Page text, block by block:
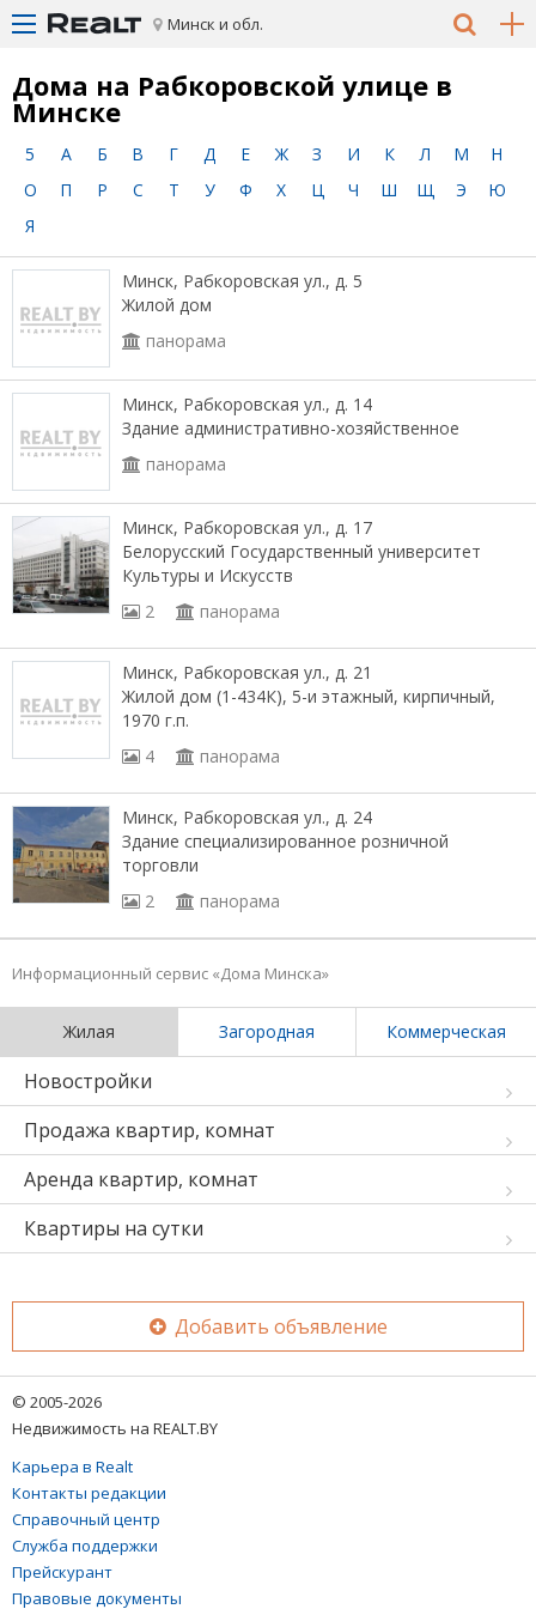
Минск и обл.
Дома на Рабкоровской улице в
Минске
5 А Б В Г Д Е Ж З И К Л М
Н
О
П Р С Т У Ф Х Ц Ч Ш Щ Э
Ю
Я
Минск, Рабкоровская ул., д. 5
Жилой дом
панорама
Минск, Рабкоровская ул., д. 14
Здание административно-хозяйственное
панорама
Минск, Рабкоровская ул., д. 17
Белорусский Государственный университет
Культуры и Искусств
2
панорама
Минск, Рабкоровская ул., д. 21
Жилой дом (1-434К), 5-и этажный, кирпичный,
1970 г.п.
4
панорама
Минск, Рабкоровская ул., д. 24
Здание специализированное розничной
торговли
2
панорама
Информационный сервис «Дома Минска»
Жилая Загородная Коммерческая
Новостройки
Продажа квартир, комнат
Аренда квартир, комнат
Квартиры на сутки
Добавить объявление
© 2005-2026
Недвижимость на REALT.BY
Карьера в Realt
Контакты редакции
Справочный центр
Служба поддержки
Прейскурант
Правовые документы